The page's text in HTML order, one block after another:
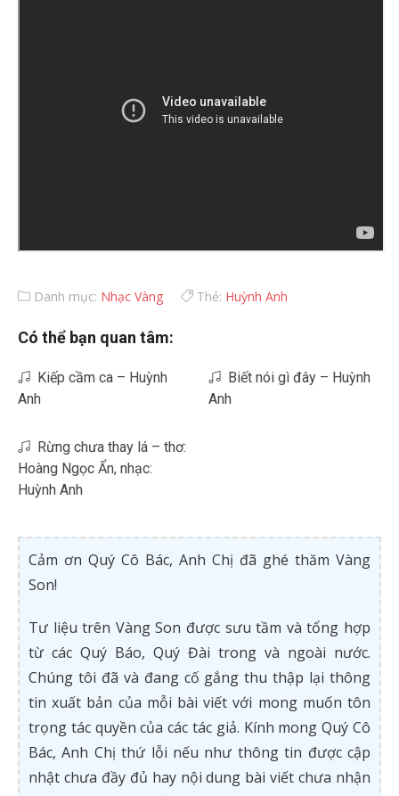
Danh mục: Nhạc Vàng Thẻ: Huỳnh Anh
Có thể bạn quan tâm:
Kiếp cầm ca – Huỳnh
Anh
Biết nói gì đây – Huỳnh
Anh
Rừng chưa thay lá – thơ:
Hoàng Ngọc Ẩn, nhạc:
Huỳnh Anh
Cảm ơn Quý Cô Bác, Anh Chị đã ghé thăm Vàng
Son!
Tư liệu trên Vàng Son được sưu tầm và tổng hợp
từ các Quý Báo, Quý Đài trong và ngoài nước.
Chúng tôi đã và đang cố gắng thu thập lại thông
tin xuất bản của mỗi bài viết với mong muốn tôn
trọng tác quyền của các tác giả. Kính mong Quý Cô
Bác, Anh Chị thứ lỗi nếu như thông tin được cập
nhật chưa đầy đủ hay nội dung bài viết chưa nhận